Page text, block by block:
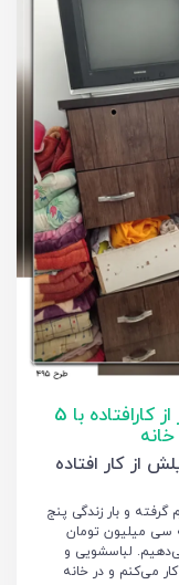
طرح 495: بدهی رهن خانه پدر بیمار از کارافتاده با 5
از کار افتاده
و بار زندگی پنج
سی میلیون تومان
سود می‌دهیم. لباسشویی و
کار می‌کنم و در خانه